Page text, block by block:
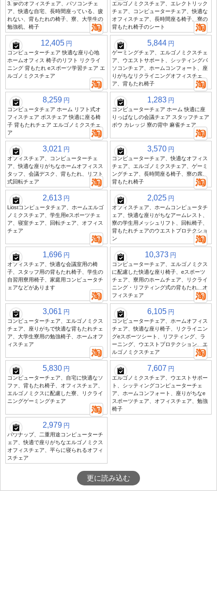
3. 夢のオフィスチェア、パソコンチェ
ア、快適な自宅、長時間座っている、疲
れない、背もたれの椅子、寮、大学生の
勉強机、椅子
エルゴノミクスチェア、エレクトリック
チェア、コンピューターチェア、快適な
オフィスチェア、長時間座る椅子、寮の
背もたれ椅子のシート
12,405 円
コンピューターチェア 快適な座り心地
ホームオフィス 椅子のリフト リクライ
ニング 背もたれ eスポーツ学習チェア エ
ルゴノミクスチェア
5,844 円
ゲーミングチェア、エルゴノミクスチェ
ア、ウエストサポート、シッティングパ
ソコンチェア、ホームコンフォート、座
りがちなリクライニングオフィスチェ
ア、背もたれ椅子
8,259 円
コンピュータチェア ホーム リフト式オ
フィスチェア ボスチェア 快適に座る椅
子 背もたれチェア エルゴノミクスチェ
ア
1,283 円
コンピューターチェア ホーム 快適に座
りっぱなしの会議チェア スタッフチェア
ボウ カレッジ 寮の背中 麻雀チェア
3,021 円
オフィスチェア、コンピューターチェ
ア、快適な座りがちなホームオフィスス
タッフ、会議デスク、背もたれ、リフト
式回転チェア
3,570 円
コンピューターチェア、快適なオフィス
チェア、エルゴノミクスチェア、ゲーミ
ングチェア、長時間座る椅子、寮の席、
背もたれ椅子
2,613 円
Liostコンピュータチェア、ホームエルゴ
ノミクスチェア、学生用eスポーツチェ
ア、寝室チェア、回転チェア、オフィス
チェア
2,025 円
オフィスチェア、ホームコンピュータチ
ェア、快適な座りがちなアームレスト、
寮の学生用メッシュリフト、回転椅子、
背もたれチェアのウエストプロテクショ
ン
1,696 円
オフィスチェア、快適な会議室用の椅
子、スタッフ用の背もたれ椅子、学生の
自習用寮用椅子、家庭用コンピュータチ
ェアなどがあります
10,373 円
コンピューターチェア、エルゴノミクス
に配慮した快適な座り椅子、eスポーツ
チェア、寮用のホームチェア、リクライ
ニング・リフティング式の背もたれ、オ
フィスチェア
3,061 円
コンピューターチェア、エルゴノミクス
チェア、座りがちで快適な背もたれチェ
ア、大学生寮用の勉強椅子、ホームオフ
ィスチェア
6,105 円
コンピューターチェア、ホームオフィス
チェア、快適な座り椅子、リクライニン
グeスポーツシート、リフティング、ラ
ーニング、ウエストプロテクション、エ
ルゴノミクスチェア
5,830 円
コンピューターチェア、自宅に快適なソ
ファ、背もたれ椅子、オフィスチェア、
エルゴノミクスに配慮した寮、リクライ
ニングゲーミングチェア
7,607 円
エルゴノミクスチェア、ウエストサポー
ト、シッティングコンピューターチェ
ア、ホームコンフォート、座りがちなe
スポーツチェア、オフィスチェア、勉強
椅子
2,979 円
バウナップ、二重用途コンピューターチ
ェア、快適で座りがちなエルゴノミクス
オフィスチェア、平らに寝られるオフィ
スチェア
更に読み込む